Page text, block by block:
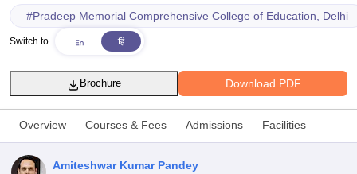
#Pradeep Memorial Comprehensive College of Education, Delhi
Switch to
Download PDF
Brochure
Overview Courses & Fees Admissions Facilities
Amiteshwar Kumar Pandey